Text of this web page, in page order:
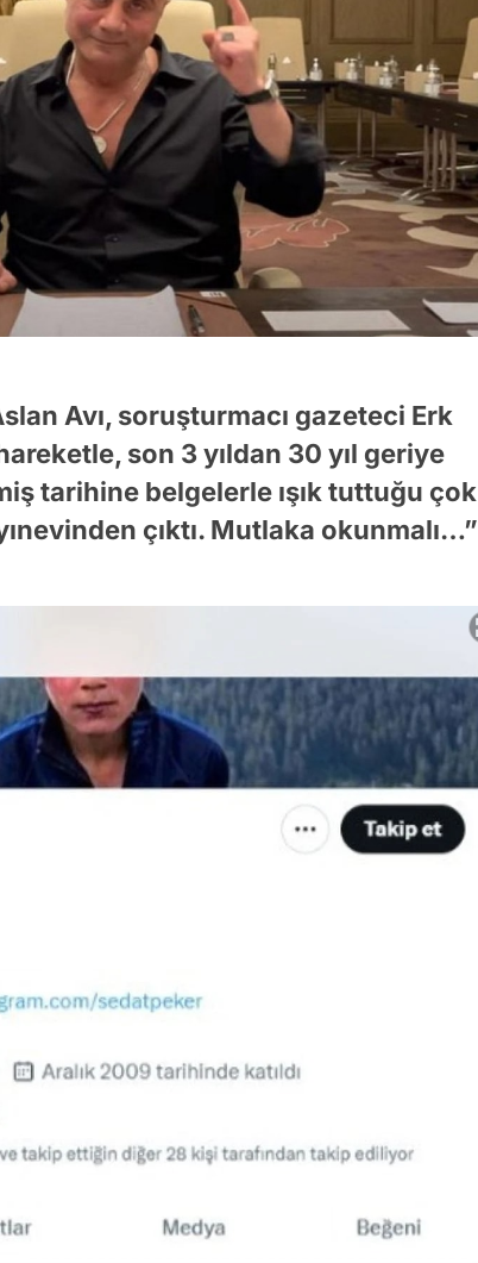
Avı, soruşturmacı gazeteci Erk
son 3 yıldan 30 yıl geriye
tarihine belgelerle ışık tuttuğu çok
çıktı. Mutlaka okunmalı…”